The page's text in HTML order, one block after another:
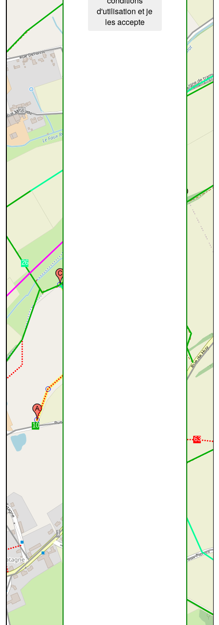
d'utilisation et je
les accepte